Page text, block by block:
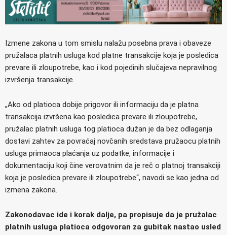
Izmene zakona u tom smislu nalažu posebna prava i obaveze
pružalaca platnih usluga kod platne transakcije koja je posledica
prevare ili zloupotrebe, kao i kod pojedinih slučajeva nepravilnog
izvršenja transakcije.
„Ako od platioca dobije prigovor ili informaciju da je platna
transakcija izvršena kao posledica prevare ili zloupotrebe,
pružalac platnih usluga tog platioca dužan je da bez odlaganja
dostavi zahtev za povraćaj novčanih sredstava pružaocu platnih
usluga primaoca plaćanja uz podatke, informacije i
dokumentaciju koji čine verovatnim da je reč o platnoj transakciji
koja je posledica prevare ili zloupotrebe“, navodi se kao jedna od
izmena zakona.
Zakonodavac ide i korak dalje, pa propisuje da je pružalac
platnih usluga platioca odgovoran za gubitak nastao usled